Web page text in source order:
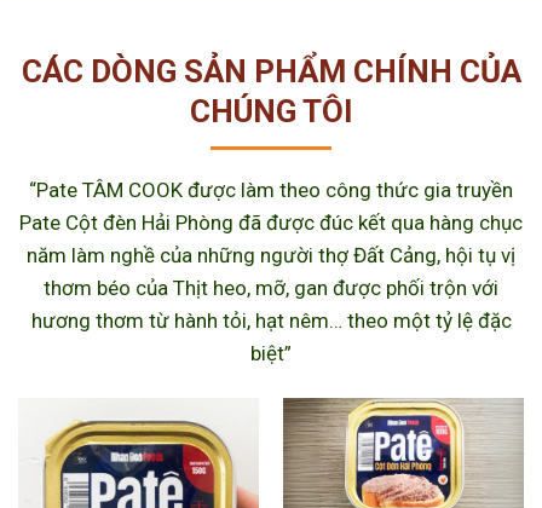
CÁC DÒNG SẢN PHẨM CHÍNH CỦA
CHÚNG TÔI
“Pate TÂM COOK được làm theo công thức gia truyền
Pate Cột đèn Hải Phòng đã được đúc kết qua hàng chục
năm làm nghề của những người thợ Đất Cảng, hội tụ vị
thơm béo của Thịt heo, mỡ, gan được phối trộn với
hương thơm từ hành tỏi, hạt nêm… theo một tỷ lệ đặc
biệt”